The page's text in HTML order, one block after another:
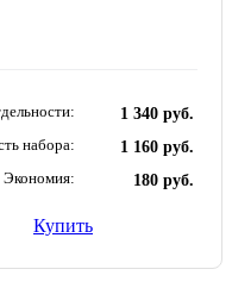
1 340 руб.
набора:
1 160 руб.
Экономия:
180 руб.
Купить